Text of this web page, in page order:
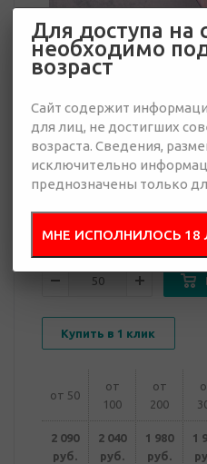
Много
Отправить
запрос
Купить в 1 клик
от 50
от
100
от
200
2 090
руб.
2 040
руб.
1 980
руб.
1
Для доступа на
необходимо
возраст
Сайт содержит
для лиц, не достигших
возраста. Сведения,
исключительно
преднозначены только
МНЕ ИСПОЛНИЛОСЬ 18